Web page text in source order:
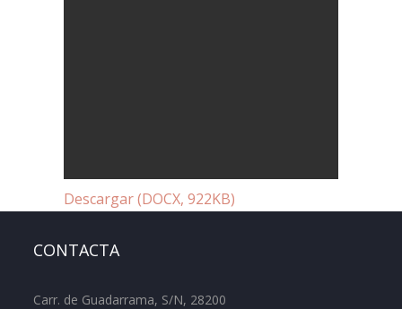
Descargar (DOCX, 922KB)
CONTACTA
Carr. de Guadarrama, S/N, 28200